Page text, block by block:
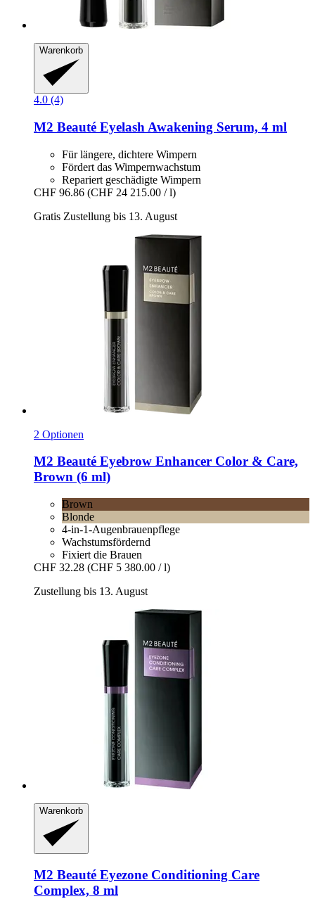
Warenkorb
4.0 (4)
M2 Beauté Eyelash Awakening Serum, 4 ml
Für längere, dichtere Wimpern
Fördert das Wimpernwachstum
Repariert geschädigte Wimpern
CHF 96.86 (CHF 24 215.00 / l)
Gratis Zustellung bis 13. August
2 Optionen
M2 Beauté Eyebrow Enhancer Color & Care,
Brown (6 ml)
Brown
Blonde
4-in-1-Augenbrauenpflege
Wachstumsfördernd
Fixiert die Brauen
CHF 32.28 (CHF 5 380.00 / l)
Zustellung bis 13. August
Warenkorb
M2 Beauté Eyezone Conditioning Care
Complex, 8 ml